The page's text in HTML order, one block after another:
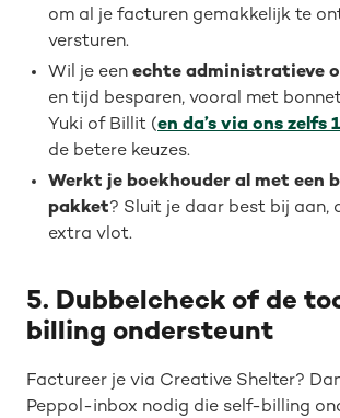
om al je facturen gemakkelijk te
versturen.
Wil je een echte administratieve
en tijd besparen, vooral met
Yuki of Billit (en da’s via ons zelfs
de betere keuzes.
Werkt je boekhouder al met een
pakket? Sluit je daar best bij aan,
extra vlot.
5. Dubbelcheck of de
billing ondersteunt
Factureer je via Creative Shelter?
Peppol-inbox nodig die self-billing